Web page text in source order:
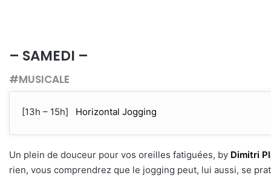
– SAMEDI –
#MUSICALE
[13h – 15h] Horizontal Jogging
Un plein de douceur pour vos oreilles fatiguées, by Dimitri
rien, vous comprendrez que le jogging peut, lui aussi, se